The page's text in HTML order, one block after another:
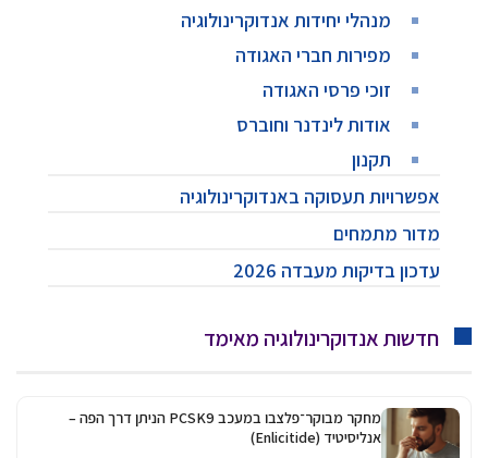
מנהלי יחידות אנדוקרינולוגיה
מפירות חברי האגודה
זוכי פרסי האגודה
אודות לינדנר וחוברס
תקנון
אפשרויות תעסוקה באנדוקרינולוגיה
מדור מתמחים
עדכון בדיקות מעבדה 2026
חדשות אנדוקרינולוגיה מאימד
מחקר מבוקר־פלצבו במעכב PCSK9 הניתן דרך הפה –
אנליסיטיד (Enlicitide)